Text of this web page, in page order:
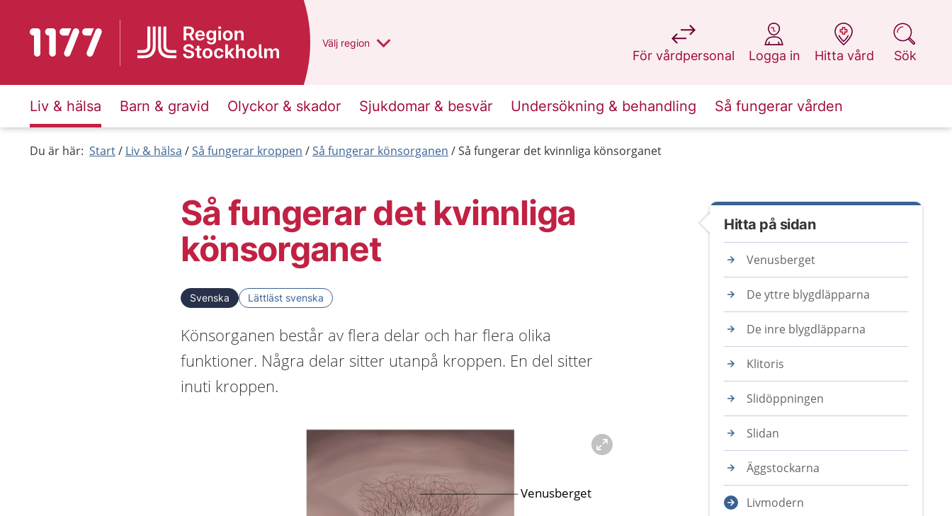
Till startsidan för 1177 Du har valt region
Välj en annan
region
För vårdpersonal
på 1177.se
Logga in
på 1177.se
Hitta vård
på 1177.se
Sök
på 1177.se
Liv & hälsa Barn & gravid Olyckor & skador Sjukdomar & besvär Undersökning & behandling Så fungerar vården
Du är här: Start Liv & hälsa Så fungerar kroppen Så fungerar könsorganen Så fungerar det kvinnliga könsorganet
Så fungerar det kvinnliga
könsorganet
Svenska Lättläst svenska
Könsorganen består av flera delar och har flera olika
funktioner. Några delar sitter utanpå kroppen. En del sitter
inuti kroppen.
Hitta på sidan
Venusberget
De yttre blygdläpparna
De inre blygdläpparna
Klitoris
Slidöppningen
Slidan
Äggstockarna
Livmodern